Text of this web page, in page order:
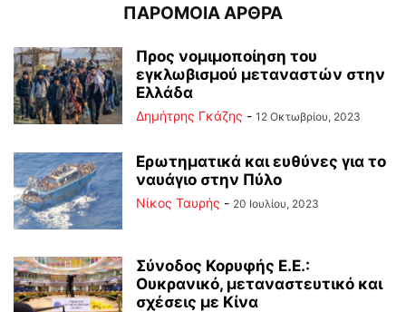
ΠΑΡΟΜΟΙΑ ΑΡΘΡΑ
Προς νομιμοποίηση του
εγκλωβισμού μεταναστών στην
Ελλάδα
Δημήτρης Γκάζης - 12 Οκτωβρίου, 2023
Ερωτηματικά και ευθύνες για το
ναυάγιο στην Πύλο
Νίκος Ταυρής - 20 Ιουλίου, 2023
Σύνοδος Κορυφής Ε.Ε.:
Ουκρανικό, μεταναστευτικό και
σχέσεις με Κίνα